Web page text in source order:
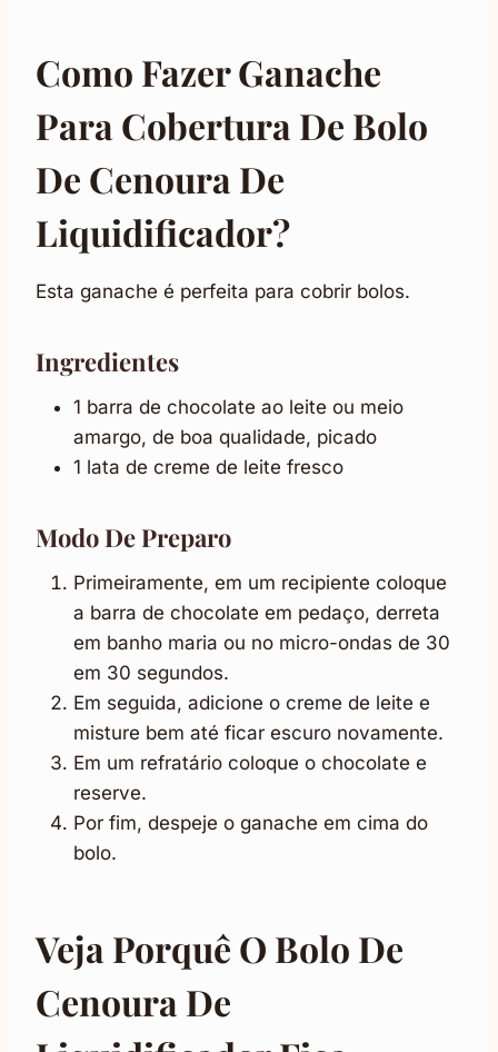
Como Fazer Ganache
Para Cobertura De Bolo
De Cenoura De
Liquidificador?
Esta ganache é perfeita para cobrir bolos.
Ingredientes
1 barra de chocolate ao leite ou meio
amargo, de boa qualidade, picado
1 lata de creme de leite fresco
Modo De Preparo
Primeiramente, em um recipiente coloque
a barra de chocolate em pedaço, derreta
em banho maria ou no micro-ondas de 30
em 30 segundos.
Em seguida, adicione o creme de leite e
misture bem até ficar escuro novamente.
Em um refratário coloque o chocolate e
reserve.
Por fim, despeje o ganache em cima do
bolo.
Veja Porquê O Bolo De
Cenoura De